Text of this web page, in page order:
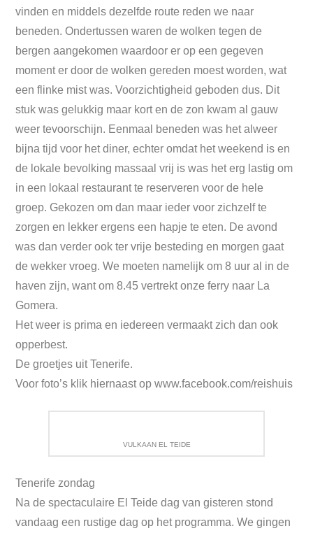
vinden en middels dezelfde route reden we naar
beneden. Ondertussen waren de wolken tegen de
bergen aangekomen waardoor er op een gegeven
moment er door de wolken gereden moest worden, wat
een flinke mist was. Voorzichtigheid geboden dus. Dit
stuk was gelukkig maar kort en de zon kwam al gauw
weer tevoorschijn. Eenmaal beneden was het alweer
bijna tijd voor het diner, echter omdat het weekend is en
de lokale bevolking massaal vrij is was het erg lastig om
in een lokaal restaurant te reserveren voor de hele
groep. Gekozen om dan maar ieder voor zichzelf te
zorgen en lekker ergens een hapje te eten. De avond
was dan verder ook ter vrije besteding en morgen gaat
de wekker vroeg. We moeten namelijk om 8 uur al in de
haven zijn, want om 8.45 vertrekt onze ferry naar La
Gomera.
Het weer is prima en iedereen vermaakt zich dan ook
opperbest.
De groetjes uit Tenerife.
Voor foto’s klik hiernaast op www.facebook.com/reishuis
VULKAAN EL TEIDE
Tenerife zondag
Na de spectaculaire El Teide dag van gisteren stond
vandaag een rustige dag op het programma. We gingen